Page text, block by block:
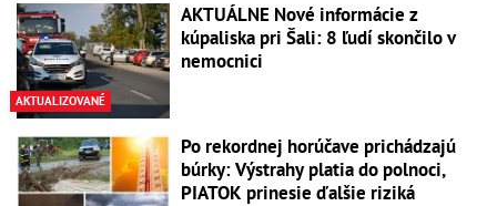
AKTUALIZOVANÉ
AKTUÁLNE Nové informácie z
kúpaliska pri Šali: 8 ľudí skončilo v
nemocnici
Po rekordnej horúčave prichádzajú
búrky: Výstrahy platia do polnoci,
PIATOK prinesie ďalšie riziká